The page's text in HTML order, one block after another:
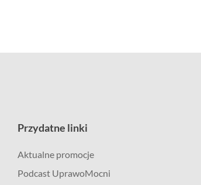
Przydatne linki
Aktualne promocje
Podcast UprawoMocni